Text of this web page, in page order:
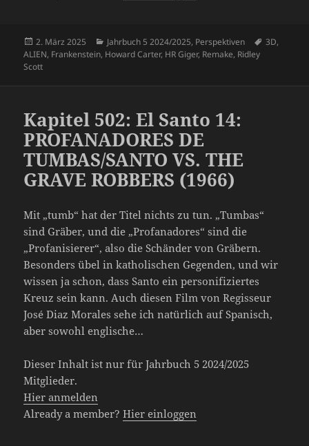
Veröffentlicht
am
2. März 2025 Kategorien
Jahrbuch 5 2024/2025, Perspektiven 3D,
ALIEN, Frankenstein, Howard Carter, HR Giger, Remake, Ridley
Scott
Kapitel 502: El Santo 14:
PROFANADORES DE
TUMBAS/SANTO VS. THE
GRAVE ROBBERS (1966)
Mit „tumb“ hat der Titel nichts zu tun. „Tumbas“
sind Gräber, und die „Profanadores“ sind die
„Profanisierer“, also die Schänder von Gräbern.
Besonders übel in katholischen Gegenden, und wir
wissen ja schon, dass Santo ein personifiziertes
Kreuz sein kann. Auch diesen Film von Regisseur
José Diaz Morales sehe ich natürlich auf Spanisch,
aber sowohl englische…
Dieser Inhalt ist nur für Jahrbuch 5 2024/2025
Mitglieder.
Hier anmelden
Already a member?Hier einloggen